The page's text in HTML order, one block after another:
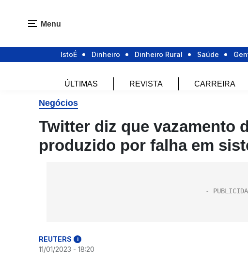
Menu
IstoÉ Dinheiro Dinheiro Rural Saúde
ÚLTIMAS REVISTA CARREIRA
Negócios
Twitter diz que vazamento
produzido por falha em
REUTERS i
11/01/2023 - 18:20